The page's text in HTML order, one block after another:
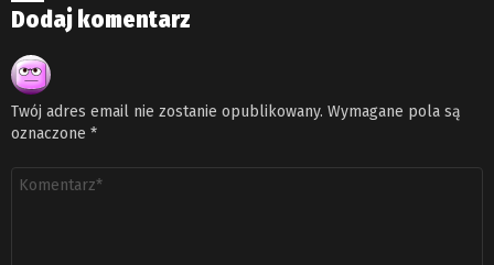
Dodaj komentarz
Twój adres email nie zostanie opublikowany. Wymagane pola są
oznaczone *